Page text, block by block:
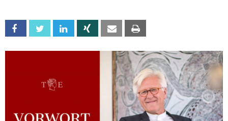
Facebook Twitter Linkedin Xing Email